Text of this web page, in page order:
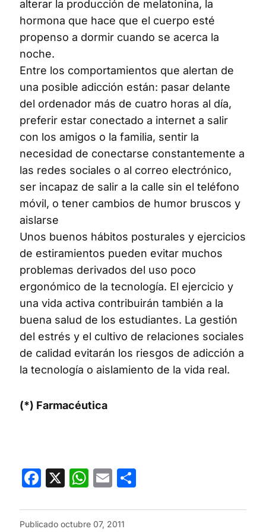
alterar la producción de melatonina, la
hormona que hace que el cuerpo esté
propenso a dormir cuando se acerca la
noche.
Entre los comportamientos que alertan de
una posible adicción están: pasar delante
del ordenador más de cuatro horas al día,
preferir estar conectado a internet a salir
con los amigos o la familia, sentir la
necesidad de conectarse constantemente a
las redes sociales o al correo electrónico,
ser incapaz de salir a la calle sin el teléfono
móvil, o tener cambios de humor bruscos y
aislarse
Unos buenos hábitos posturales y ejercicios
de estiramientos pueden evitar muchos
problemas derivados del uso poco
ergonómico de la tecnología. El ejercicio y
una vida activa contribuirán también a la
buena salud de los estudiantes. La gestión
del estrés y el cultivo de relaciones sociales
de calidad evitarán los riesgos de adicción a
la tecnología o aislamiento de la vida real.
(*) Farmacéutica
Facebook
X WhatsApp
Email
Publicado octubre 07, 2011